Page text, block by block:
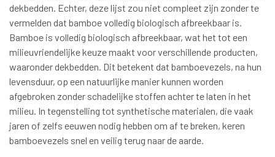
dekbedden. Echter, deze lijst zou niet compleet zijn zonder te
vermelden dat bamboe volledig biologisch afbreekbaar is.
Bamboe is volledig biologisch afbreekbaar, wat het tot een
milieuvriendelijke keuze maakt voor verschillende producten,
waaronder dekbedden. Dit betekent dat bamboevezels, na hun
levensduur, op een natuurlijke manier kunnen worden
afgebroken zonder schadelijke stoffen achter te laten in het
milieu. In tegenstelling tot synthetische materialen, die vaak
jaren of zelfs eeuwen nodig hebben om af te breken, keren
bamboevezels snel en veilig terug naar de aarde.